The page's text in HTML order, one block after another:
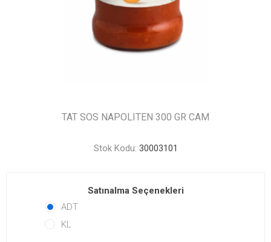
TAT SOS NAPOLITEN 300 GR CAM
Stok Kodu: 30003101
Satınalma Seçenekleri
ADT
KL